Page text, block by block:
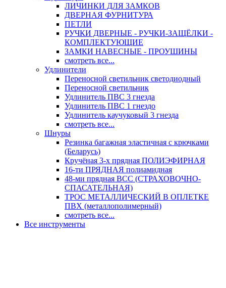
ЛИЧИНКИ ДЛЯ ЗАМКОВ
ДВЕРНАЯ ФУРНИТУРА
ПЕТЛИ
РУЧКИ ДВЕРНЫЕ - РУЧКИ-ЗАЩЁЛКИ -
КОМПЛЕКТУЮЩИЕ
ЗАМКИ НАВЕСНЫЕ - ПРОУШИНЫ
смотреть все...
Удлинители
Переносной светильник светодиодный
Переносной светильник
Удлинитель ПВС 3 гнезда
Удлинитель ПВС 1 гнездо
Удлинитель каучуковый 3 гнезда
смотреть все...
Шнуры
Резинка багажная эластичная с крючками
(Беларусь)
Кручёная 3-х прядная ПОЛИЭФИРНАЯ
16-ти ПРЯДНАЯ полиамидная
48-ми прядная ВСС (СТРАХОВОЧНО-
СПАСАТЕЛЬНАЯ)
ТРОС МЕТАЛЛИЧЕСКИЙ В ОПЛЕТКЕ
ПВХ (металлополимерный)
смотреть все...
Все инструменты